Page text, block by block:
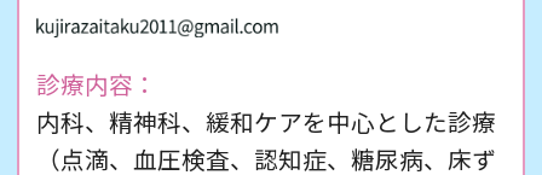
しょうか？
気温や湿度が上昇するこれからの季節は、
「マスク頭痛」に注意が必要です。
これは、マスク内の温度上昇、酸素濃度の低
下、着用時のあごや首の筋肉の緊張などが原
診療内容：
内科、精神科、緩和ケアを中心とした診療
（点滴、血圧検査、認知症、糖尿病、床ず